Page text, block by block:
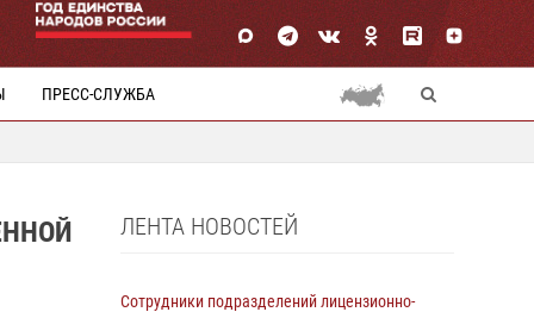
ПРЕСС-СЛУЖБА
ЛЕНТА НОВОСТЕЙ
Сотрудники подразделений лицензионно-